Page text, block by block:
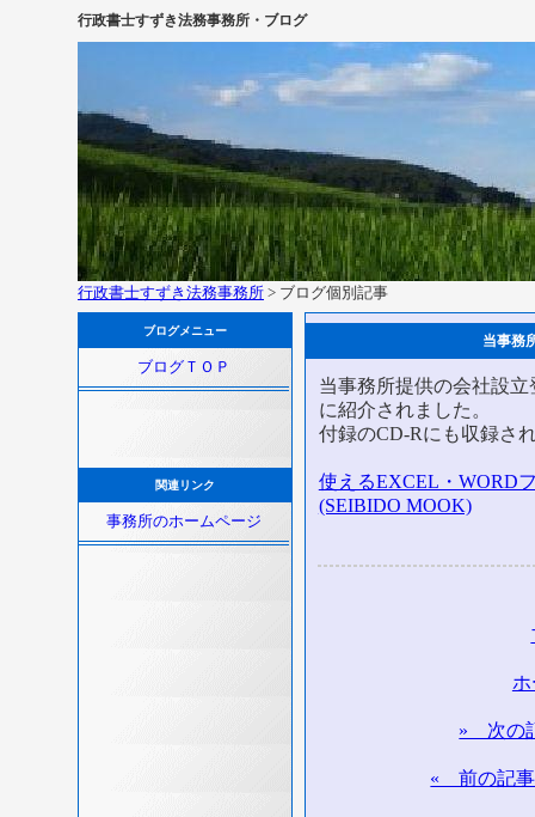
行政書士すずき法務事務所・ブログ
行政書士すずき法務事務所 > ブログ個別記事
ブログメニュー
ブログＴＯＰ
関連リンク
事務所のホームページ
当事務
当事務所提供の会社設
に紹介されました。
付録のCD-Rにも収録さ
使えるEXCEL・WORD
(SEIBIDO MOOK)
» 次の
« 前の記